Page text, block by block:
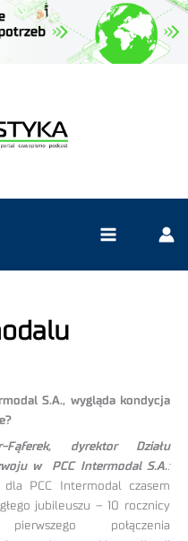
S.A., wygląda kondycja
Fąferek, dyrektor Działu
w PCC Intermodal S.A.:
PCC Intermodal czasem
jubileuszu – 10 rocznicy
połączenia